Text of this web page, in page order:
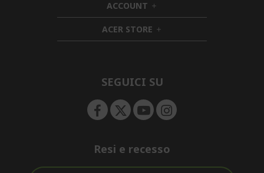
e
n
d
d
e
n
ACCOUNT h
i
d
d
ACER STORE h
i
e
SEGUICI SU
Resi e recesso